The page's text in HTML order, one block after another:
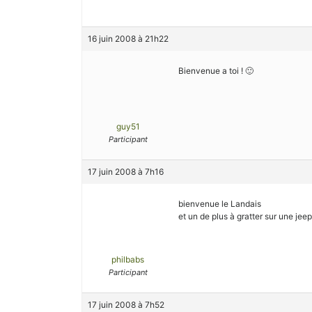
16 juin 2008 à 21h22
guy51
Participant
Bienvenue a toi ! 🙂
17 juin 2008 à 7h16
philbabs
Participant
bienvenue le Landais
et un de plus à gratter sur une
17 juin 2008 à 7h52